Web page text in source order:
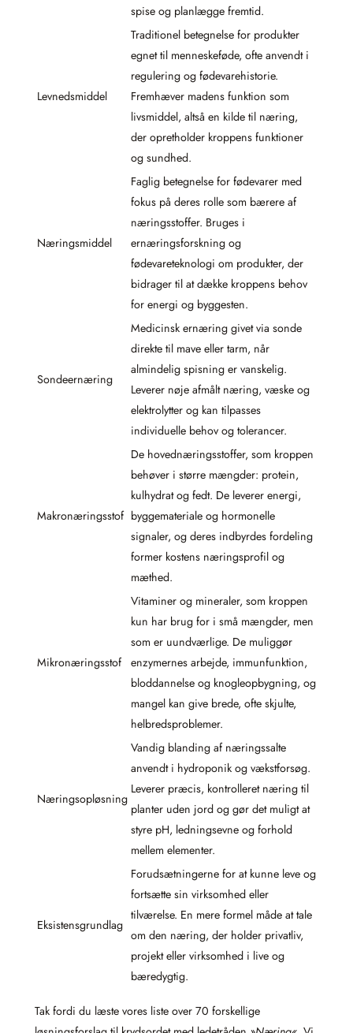
spise og planlægge fremtid.
Levnedsmiddel
Traditionel betegnelse for produkter
egnet til menneskeføde, ofte anvendt i
regulering og fødevarehistorie.
Fremhæver madens funktion som
livsmiddel, altså en kilde til næring,
der opretholder kroppens funktioner
og sundhed.
Næringsmiddel
Faglig betegnelse for fødevarer med
fokus på deres rolle som bærere af
næringsstoffer. Bruges i
ernæringsforskning og
fødevareteknologi om produkter, der
bidrager til at dække kroppens behov
for energi og byggesten.
Sondeernæring
Medicinsk ernæring givet via sonde
direkte til mave eller tarm, når
almindelig spisning er vanskelig.
Leverer nøje afmålt næring, væske og
elektrolytter og kan tilpasses
individuelle behov og tolerancer.
Makronæringsstof
De hovednæringsstoffer, som kroppen
behøver i større mængder: protein,
kulhydrat og fedt. De leverer energi,
byggemateriale og hormonelle
signaler, og deres indbyrdes fordeling
former kostens næringsprofil og
mæthed.
Mikronæringsstof
Vitaminer og mineraler, som kroppen
kun har brug for i små mængder, men
som er uundværlige. De muliggør
enzymernes arbejde, immunfunktion,
bloddannelse og knogleopbygning, og
mangel kan give brede, ofte skjulte,
helbredsproblemer.
Næringsopløsning
Vandig blanding af næringssalte
anvendt i hydroponik og vækstforsøg.
Leverer præcis, kontrolleret næring til
planter uden jord og gør det muligt at
styre pH, ledningsevne og forhold
mellem elementer.
Eksistensgrundlag
Forudsætningerne for at kunne leve og
fortsætte sin virksomhed eller
tilværelse. En mere formel måde at tale
om den næring, der holder privatliv,
projekt eller virksomhed i live og
bæredygtig.
Tak fordi du læste vores liste over 70 forskellige